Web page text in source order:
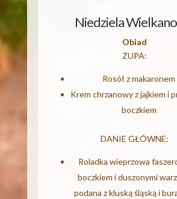
Niedziela
Obiad
ZUPA:
Rosół z makaronem
Krem chrzanowy z jajkiem i
boczkiem
DANIE GŁÓWNE:
Roladka wieprzowa
boczkiem i duszonymi
podana z kluską śląską i